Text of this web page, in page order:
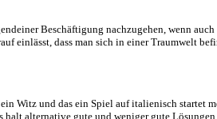
ist allerdings nur eine englische
etwas. Daneben hört